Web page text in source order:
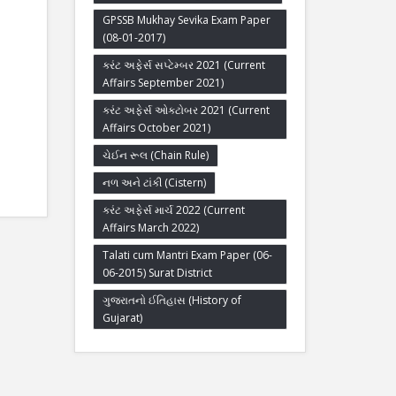
GPSSB Mukhay Sevika Exam Paper
(08-01-2017)
કરંટ અફેર્સ સપ્ટેમ્બર 2021 (Current
Affairs September 2021)
કરંટ અફેર્સ ઓક્ટોબર 2021 (Current
Affairs October 2021)
ચેઈન રૂલ (Chain Rule)
નળ અને ટાંકી (Cistern)
કરંટ અફેર્સ માર્ચ 2022 (Current
Affairs March 2022)
Talati cum Mantri Exam Paper (06-
06-2015) Surat District
ગુજરાતનો ઈતિહાસ (History of
Gujarat)